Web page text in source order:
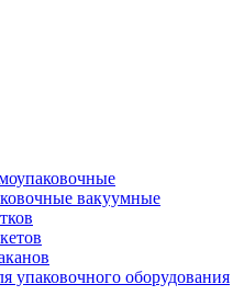
вакуумные
упаковочного оборудования